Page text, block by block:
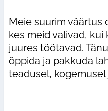
Meie suurim väärtus
kes meid valivad, kui
juures töötavad.
õppida ja pakkuda
teadusel,